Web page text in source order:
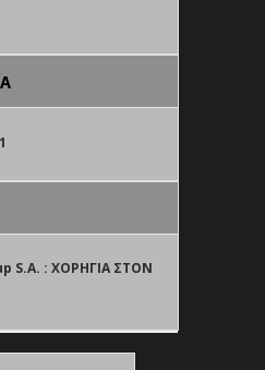
S.A. : ΧΟΡΗΓΙΑ ΣΤΟΝ